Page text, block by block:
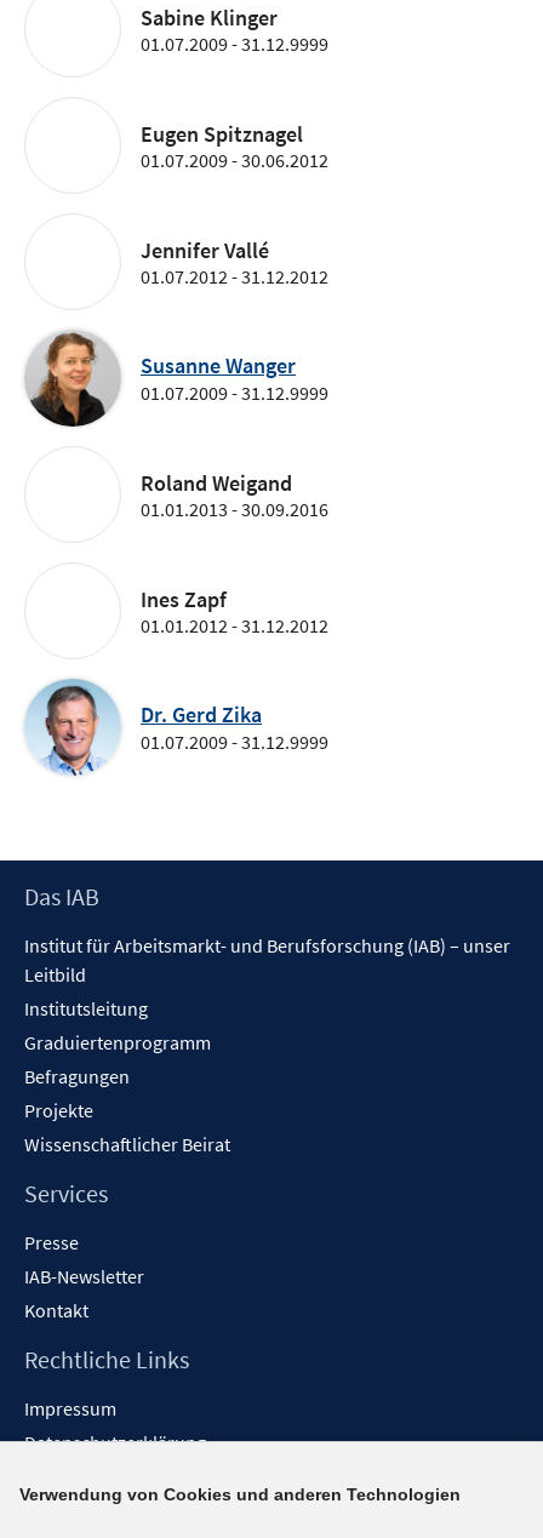
Sabine Klinger
01.07.2009 - 31.12.9999
Eugen Spitznagel
01.07.2009 - 30.06.2012
Jennifer Vallé
01.07.2012 - 31.12.2012
Susanne Wanger
01.07.2009 - 31.12.9999
Roland Weigand
01.01.2013 - 30.09.2016
Ines Zapf
01.01.2012 - 31.12.2012
Dr. Gerd Zika
01.07.2009 - 31.12.9999
Footer
Das IAB
Institut für Arbeitsmarkt- und Berufsforschung (IAB) – unser
Leitbild
Institutsleitung
Graduiertenprogramm
Befragungen
Projekte
Wissenschaftlicher Beirat
Services
Presse
IAB-Newsletter
Kontakt
Rechtliche Links
Impressum
Datenschutzerklärung
Barrieren melden
Verwendung von Cookies und anderen Technologien